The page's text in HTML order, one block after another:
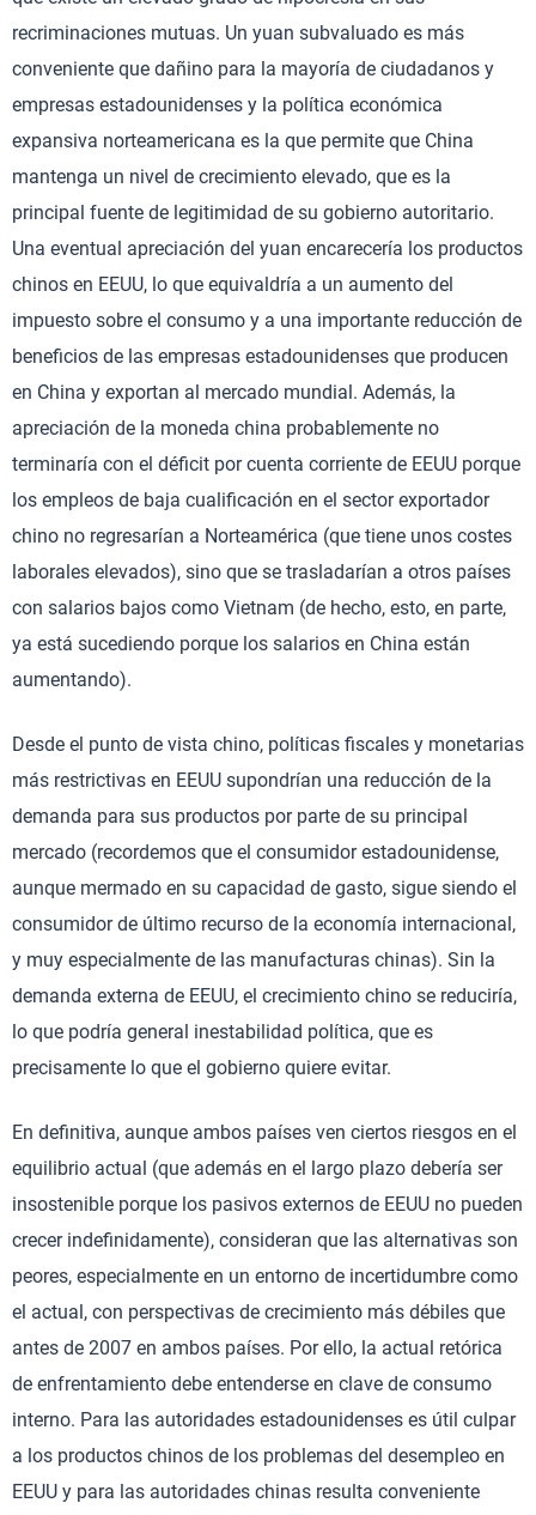
recriminaciones mutuas. Un yuan subvaluado es más
conveniente que dañino para la mayoría de ciudadanos y
empresas estadounidenses y la política económica
expansiva norteamericana es la que permite que China
mantenga un nivel de crecimiento elevado, que es la
principal fuente de legitimidad de su gobierno autoritario.
Una eventual apreciación del yuan encarecería los productos
chinos en EEUU, lo que equivaldría a un aumento del
impuesto sobre el consumo y a una importante reducción de
beneficios de las empresas estadounidenses que producen
en China y exportan al mercado mundial. Además, la
apreciación de la moneda china probablemente no
terminaría con el déficit por cuenta corriente de EEUU porque
los empleos de baja cualificación en el sector exportador
chino no regresarían a Norteamérica (que tiene unos costes
laborales elevados), sino que se trasladarían a otros países
con salarios bajos como Vietnam (de hecho, esto, en parte,
ya está sucediendo porque los salarios en China están
aumentando).
Desde el punto de vista chino, políticas fiscales y monetarias
más restrictivas en EEUU supondrían una reducción de la
demanda para sus productos por parte de su principal
mercado (recordemos que el consumidor estadounidense,
aunque mermado en su capacidad de gasto, sigue siendo el
consumidor de último recurso de la economía internacional,
y muy especialmente de las manufacturas chinas). Sin la
demanda externa de EEUU, el crecimiento chino se reduciría,
lo que podría general inestabilidad política, que es
precisamente lo que el gobierno quiere evitar.
En definitiva, aunque ambos países ven ciertos riesgos en el
equilibrio actual (que además en el largo plazo debería ser
insostenible porque los pasivos externos de EEUU no pueden
crecer indefinidamente), consideran que las alternativas son
peores, especialmente en un entorno de incertidumbre como
el actual, con perspectivas de crecimiento más débiles que
antes de 2007 en ambos países. Por ello, la actual retórica
de enfrentamiento debe entenderse en clave de consumo
interno. Para las autoridades estadounidenses es útil culpar
a los productos chinos de los problemas del desempleo en
EEUU y para las autoridades chinas resulta conveniente